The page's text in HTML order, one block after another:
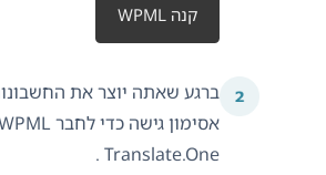
קנה WPML
ברגע שאתה יוצר את
Translate.One .